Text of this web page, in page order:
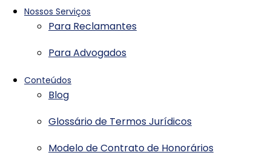
Nossos Serviços
Para Reclamantes
Para Advogados
Conteúdos
Blog
Glossário de Termos Jurídicos
Modelo de Contrato de Honorários